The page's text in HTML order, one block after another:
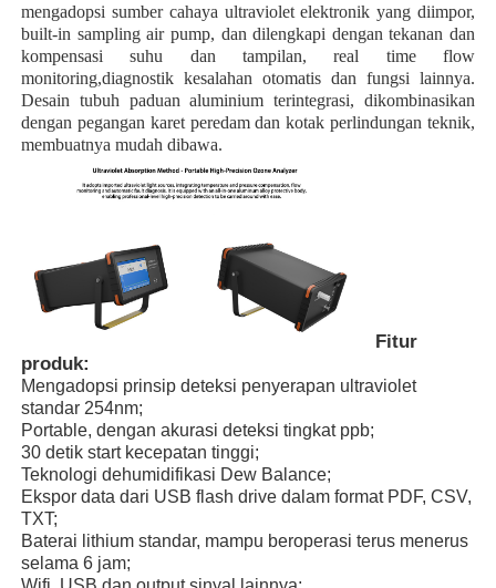
Rumah
Produk
Video
mengadopsi sumber cahaya ultraviolet elektronik yang diimpor,
built-in sampling air pump, dan dilengkapi dengan tekanan dan
kompensasi suhu dan tampilan, real time flow
monitoring,diagnostik kesalahan otomatis dan fungsi lainnya.
Desain tubuh paduan aluminium terintegrasi, dikombinasikan
dengan pegangan karet peredam dan kotak perlindungan teknik,
membuatnya mudah dibawa.
Fitur
produk:
Mengadopsi prinsip deteksi penyerapan ultraviolet
standar 254nm;
Portable, dengan akurasi deteksi tingkat ppb;
30 detik start kecepatan tinggi;
Teknologi dehumidifikasi Dew Balance;
Ekspor data dari USB flash drive dalam format PDF, CSV,
TXT;
Baterai lithium standar, mampu beroperasi terus menerus
selama 6 jam;